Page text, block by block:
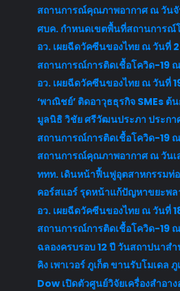
สถานการณ์คุณภาพอากาศ ณ วันจั
ศบค. กำหนดเขตพื้นที่สถานการณ์
อว. เผยฉีดวัคซีนของไทย ณ วันที่
สถานการณ์การติดเชื้อโควิด-19
อว. เผยฉีดวัคซีนของไทย ณ วันที่
‘พาณิชย์’ ติดอาวุธธุรกิจ SMEs ต้
มูลนิธิ วิชัย ศรีวัฒนประภา ประกา
สถานการณ์การติดเชื้อโควิด-19 ณ
สถานการณ์คุณภาพอากาศ ณ วันเ
ททท. เดินหน้าฟื้นฟูอุตสาหกรรมท่อ
คอร์สแอร์ รุดหน้าแก้ปัญหาขยะพล
อว. เผยฉีดวัคซีนของไทย ณ วันที่
สถานการณ์การติดเชื้อโควิด-19
ฉลองครบรอบ 12 ปี วันสถาปนาส
คิง เพาเวอร์ ภูเก็ต ขานรับโมเดล
Dow เปิดตัวศูนย์วิจัยเครื่องสำอา